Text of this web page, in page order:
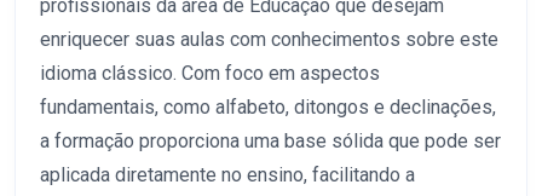
profissionais da área de Educação que desejam
enriquecer suas aulas com conhecimentos sobre este
idioma clássico. Com foco em aspectos
fundamentais, como alfabeto, ditongos e declinações,
a formação proporciona uma base sólida que pode ser
aplicada diretamente no ensino, facilitando a